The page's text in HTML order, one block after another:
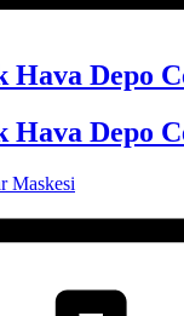
Hava Depo
Hava Depo